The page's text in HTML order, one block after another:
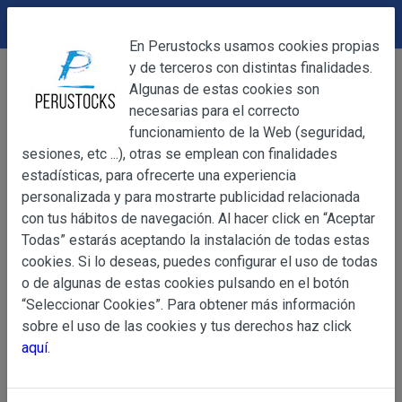
Bebidas
Cervezas
Cerveza Polar lata 330ml
OBJETO
Información
Básica
sobre
de Datos
OBJETO
Las presentes Condiciones Generales regulan la
web www.perustocks.es, del que es titular ALBERT
YACARINE (en adelante, PERUSTOCKS).
La adquisición de cualesquiera de los productos
DEVOLUCIONES
En Perustocks usamos cookies propias
y de terceros con distintas finalidades.
Algunas de estas cookies son
necesarias para el correcto
funcionamiento de la Web (seguridad,
sesiones, etc ...), otras se emplean con finalidades
estadísticas, para ofrecerte una experiencia
personalizada y para mostrarte publicidad relacionada
con tus hábitos de navegación. Al hacer click en “Aceptar
Todas” estarás aceptando la instalación de todas estas
cookies. Si lo deseas, puedes configurar el uso de todas
o de algunas de estas cookies pulsando en el botón
“Seleccionar Cookies”. Para obtener más información
sobre el uso de las cookies y tus derechos haz click
aquí.